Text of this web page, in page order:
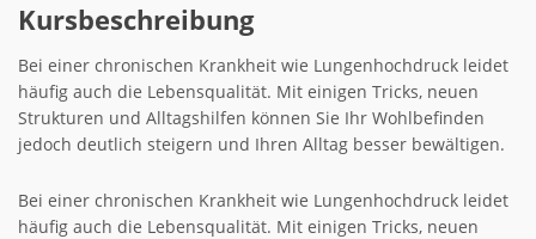
Kursbeschreibung
Bei einer chronischen Krankheit wie Lungenhochdruck leidet
häufig auch die Lebensqualität. Mit einigen Tricks, neuen
Strukturen und Alltagshilfen können Sie Ihr Wohlbefinden
jedoch deutlich steigern und Ihren Alltag besser bewältigen.
Bei einer chronischen Krankheit wie Lungenhochdruck leidet
häufig auch die Lebensqualität. Mit einigen Tricks, neuen